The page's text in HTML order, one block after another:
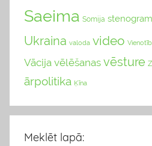
Saeima Somija
Ukraina valoda video
Vācija vēlēšanas vēsture
ārpolitika Ķīna
Meklēt lapā: